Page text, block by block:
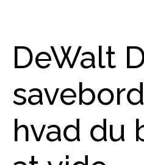
DeWalt
hvad du